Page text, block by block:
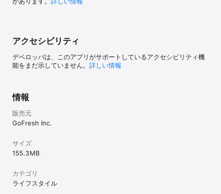
・安心・安全にマッチングアプリを利用したい
・真剣に彼氏・彼女・交際相手を見つけたい
・忙しいけど恋活・恋愛がしたい
・周りにいないタイプの人と出会いたい
・始めてマッチングアプリを利用する
・無料登録・無料マッチができるマッチングアプリを使いたい
【料金について】
マッチング成立後のメッセージ閲覧・送信は男性のみ有料になりま
ージ機能が自由にご利用いただけます。さらに「ドストライク」や
「ココトーク探索回数」などの特典も含まれています。
・有料会員（男性会員のみ）
3ヶ月プラン：17,400円（税込）
6ヶ月プラン：28,800円（税込）
12ヶ月プラン：40,800円（税込）
アクセシビリティ
デベロッパは、このアプリがサポートしているアクセシビリティ機
能をまだ示していません。 詳しい情報
情報
販売元
GoFresh Inc.
サイズ
155.3 MB
カテゴリ
ライフスタイル